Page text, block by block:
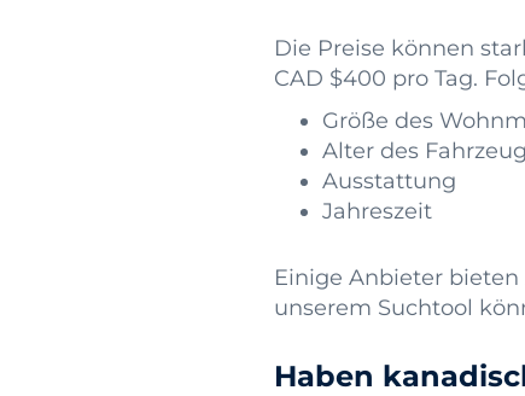
Die Preise können
CAD $400 pro Tag.
Größe des
Alter des
Ausstattung
Jahreszeit
Einige Anbieter
unserem Suchtool
Haben